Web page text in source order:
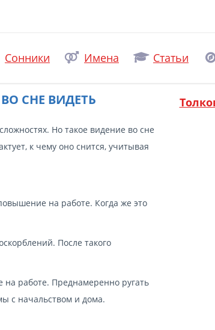
Сонники Имена Статьи
СНЕ ВИДЕТЬ
Но такое видение во сне
к чему оно снится, учитывая
на работе. Когда же это
После такого
на работе. Преднамеренно ругать
с начальством и дома.